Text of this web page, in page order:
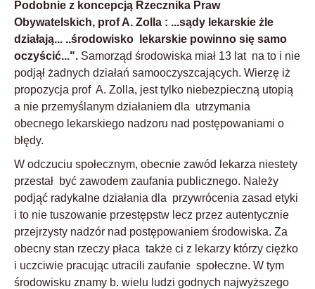
Podobnie z koncepcją Rzecznika Praw
Obywatelskich, prof A. Zolla : ...sądy lekarskie żle
działają... ..środowisko lekarskie powinno się samo
oczyścić...". Samorząd środowiska miał 13 lat na to i nie
podjął żadnych działań samooczyszcających. Wierzę iż
propozycja prof A. Zolla, jest tylko niebezpieczną utopią
a nie przemyślanym działaniem dla utrzymania
obecnego lekarskiego nadzoru nad postępowaniami o
błędy.
W odczuciu społecznym, obecnie zawód lekarza niestety
przestał być zawodem zaufania publicznego. Należy
podjąć radykalne działania dla przywrócenia zasad etyki
i to nie tuszowanie przestępstw lecz przez autentycznie
przejrzysty nadzór nad postępowaniem środowiska. Za
obecny stan rzeczy płaca także ci z lekarzy którzy ciężko
i uczciwie pracując utracili zaufanie społeczne. W tym
środowisku znamy b. wielu ludzi godnych najwyższego